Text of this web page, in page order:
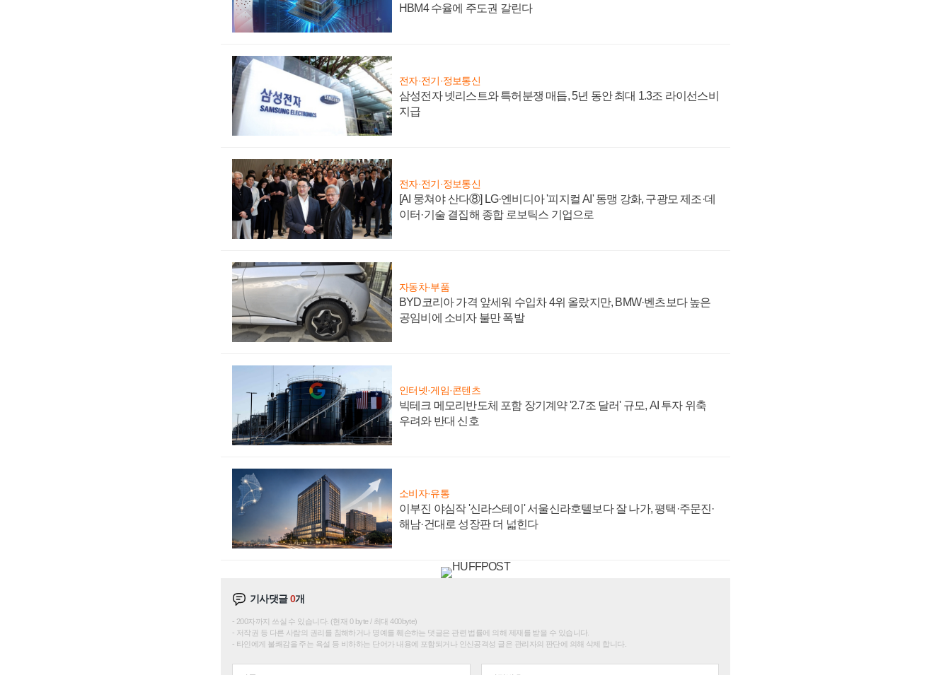
HBM4 수율에 주도권 갈린다
전자·전기·정보통신
삼성전자 넷리스트와 특허분쟁 매듭, 5년 동안 최대 1.3조 라이선스비
지급
전자·전기·정보통신
[AI 뭉쳐야 산다⑧] LG·엔비디아 '피지컬 AI' 동맹 강화, 구광모 제조·데
이터·기술 결집해 종합 로보틱스 기업으로
자동차·부품
BYD코리아 가격 앞세워 수입차 4위 올랐지만, BMW·벤츠보다 높은
공임비에 소비자 불만 폭발
인터넷·게임·콘텐츠
빅테크 메모리반도체 포함 장기계약 '2.7조 달러' 규모, AI 투자 위축
우려와 반대 신호
소비자·유통
이부진 야심작 '신라스테이' 서울신라호텔보다 잘 나가, 평택·주문진·
해남·건대로 성장판 더 넓힌다
기사댓글0개
200자까지 쓰실 수 있습니다. (현재 0 byte / 최대 400byte)
저작권 등 다른 사람의 권리를 침해하거나 명예를 훼손하는 댓글은 관련 법률에 의해 제재를 받을 수 있습니다.
타인에게 불쾌감을 주는 욕설 등 비하하는 단어가 내용에 포함되거나 인신공격성 글은 관리자의 판단에 의해 삭제 합니다.